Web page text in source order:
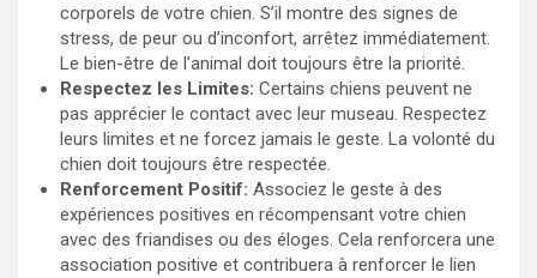
corporels de votre chien. S’il montre des signes de
stress, de peur ou d’inconfort, arrêtez immédiatement.
Le bien-être de l’animal doit toujours être la priorité.
Respectez les Limites: Certains chiens peuvent ne
pas apprécier le contact avec leur museau. Respectez
leurs limites et ne forcez jamais le geste. La volonté du
chien doit toujours être respectée.
Renforcement Positif: Associez le geste à des
expériences positives en récompensant votre chien
avec des friandises ou des éloges. Cela renforcera une
association positive et contribuera à renforcer le lien